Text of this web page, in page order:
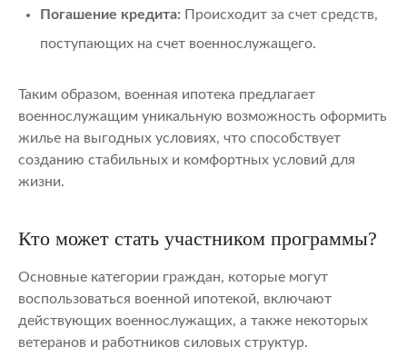
Погашение кредита: Происходит за счет средств,
поступающих на счет военнослужащего.
Таким образом, военная ипотека предлагает
военнослужащим уникальную возможность оформить
жилье на выгодных условиях, что способствует
созданию стабильных и комфортных условий для
жизни.
Кто может стать участником программы?
Основные категории граждан, которые могут
воспользоваться военной ипотекой, включают
действующих военнослужащих, а также некоторых
ветеранов и работников силовых структур.